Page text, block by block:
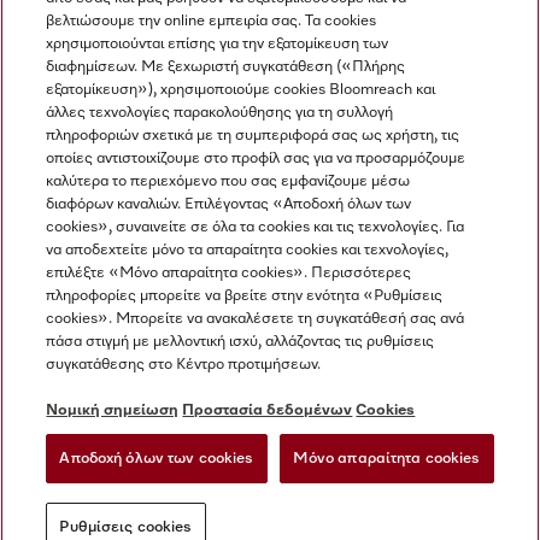
Η εταιρεία μας
Όροι και Προϋποθέσεις
Προστασία δεδομένων
Όροι Χρήσης
Δήλωση Προσβασιμότητας
Νόμος για τις ψηφιακές υπηρεσίες
Ρυθμίσεις cookies
Miele στο Instagram
Miele στο Facebook
Miele στο Youtube
βελτιώσουμε την online εμπειρία σας. Τα cookies
χρησιμοποιούνται επίσης για την εξατομίκευση των
διαφημίσεων. Με ξεχωριστή συγκατάθεση («Πλήρης
εξατομίκευση»), χρησιμοποιούμε cookies Bloomreach και
άλλες τεχνολογίες παρακολούθησης για τη συλλογή
πληροφοριών σχετικά με τη συμπεριφορά σας ως χρήστη, τις
οποίες αντιστοιχίζουμε στο προφίλ σας για να προσαρμόζουμε
καλύτερα το περιεχόμενο που σας εμφανίζουμε μέσω
διαφόρων καναλιών. Επιλέγοντας «Αποδοχή όλων των
cookies», συναινείτε σε όλα τα cookies και τις τεχνολογίες. Για
να αποδεχτείτε μόνο τα απαραίτητα cookies και τεχνολογίες,
επιλέξτε «Μόνο απαραίτητα cookies». Περισσότερες
πληροφορίες μπορείτε να βρείτε στην ενότητα «Ρυθμίσεις
cookies». Μπορείτε να ανακαλέσετε τη συγκατάθεσή σας ανά
πάσα στιγμή με μελλοντική ισχύ, αλλάζοντας τις ρυθμίσεις
συγκατάθεσης στο Κέντρο προτιμήσεων.
Νομική σημείωση Προστασία δεδομένων Cookies
Αποδοχή όλων των cookies Μόνο απαραίτητα cookies
Ρυθμίσεις cookies